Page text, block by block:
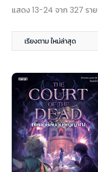
แสดง 13-24 จาก 327 รา
เรียงตาม ใหม่ล่าสุด